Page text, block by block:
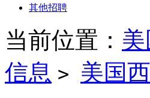
其他招聘
当前位置：
信息 > 美国